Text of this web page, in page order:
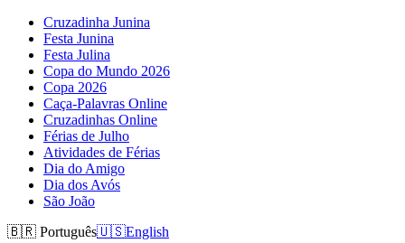
Cruzadinha Junina
Festa Junina
Festa Julina
Copa do Mundo 2026
Copa 2026
Caça-Palavras Online
Cruzadinhas Online
Férias de Julho
Atividades de Férias
Dia do Amigo
Dia dos Avós
São João
🇧🇷 Português🇺🇸English